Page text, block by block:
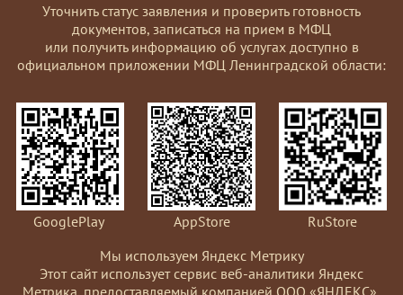
Уточнить статус заявления и проверить готовность
документов, записаться на прием в МФЦ
или получить информацию об услугах доступно в
официальном приложении МФЦ Ленинградской области:
GooglePlay AppStore
RuStore
Мы используем Яндекс Метрику
Этот сайт использует сервис веб-аналитики Яндекс
Метрика, предоставляемый компанией ООО «ЯНДЕКС»,